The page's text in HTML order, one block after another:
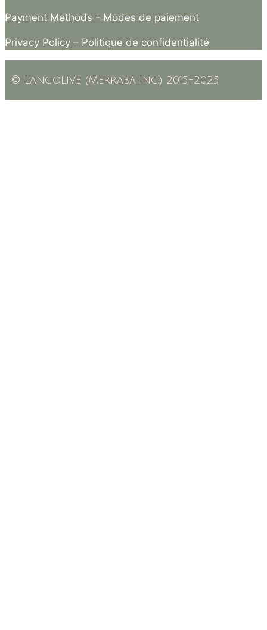
Payment Methods - Modes de paiement
Privacy Policy – Politique de confidentialité
© LangoLive (Merraba Inc.) 2015-2025